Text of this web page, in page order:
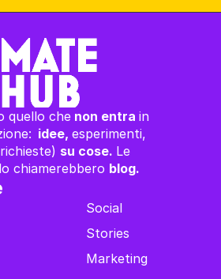
quello che non entra in
  idee,
esperimenti,
su cose. Le
lo chiamerebbero blog.
Social
Stories
Marketing